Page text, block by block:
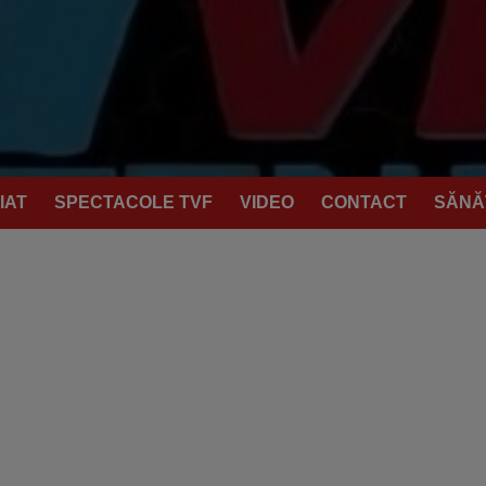
SPECTACOLE TVF VIDEO CONTACT